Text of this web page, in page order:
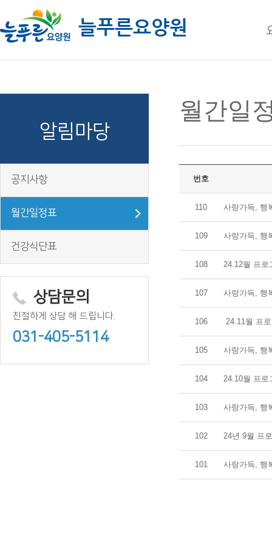
알림마당
공지사항
월간일정표
건강식단표
상담문의
친절하게 상담 해 드립니다.
031-405-5114
월간일
번호
110 사랑가득, 행
109 사랑가득, 행
108 24.12월 프로
107 사랑가득, 행
106 24.11월 프
105 사랑가득, 행
104 24.10월 프로
103 사랑가득, 행
102 24년 9월 프
101 사랑가득, 행